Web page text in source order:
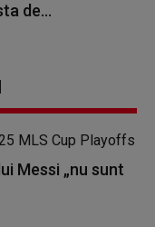
de...
Messi „nu sunt